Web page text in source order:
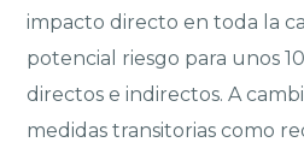
impacto directo en toda la
potencial riesgo para unos
directos e indirectos. A
medidas transitorias como